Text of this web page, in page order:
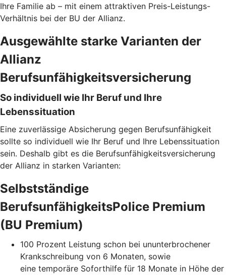
Ihre Familie ab – mit einem attraktiven Preis-Leistungs-
Verhältnis bei der BU der Allianz.
Ausgewählte starke Varianten der
Allianz
Berufsunfähigkeitsversicherung
So individuell wie Ihr Beruf und Ihre
Lebenssituation
Eine zuverlässige Absicherung gegen Berufsunfähigkeit
sollte so individuell wie Ihr Beruf und Ihre Lebenssituation
sein. Deshalb gibt es die Berufsunfähigkeitsversicherung
der Allianz in starken Varianten:
Selbstständige
BerufsunfähigkeitsPolice Premium
(BU Premium)
100 Prozent Leistung schon bei ununterbrochener
Krankschreibung von 6 Monaten, sowie
eine temporäre Soforthilfe für 18 Monate in Höhe der